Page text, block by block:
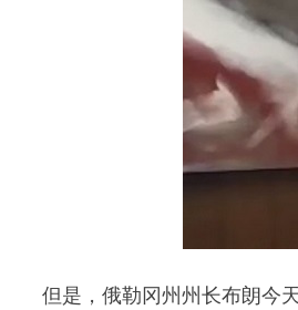
但是，俄勒冈州州长布朗今